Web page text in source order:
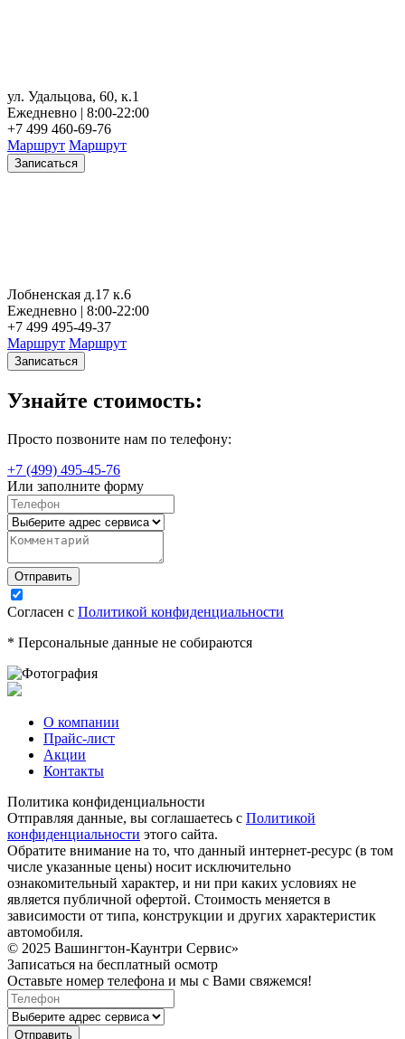
ул. Удальцова, 60, к.1
Ежедневно | 8:00-22:00
+7 499 460-69-76
Маршрут Маршрут
Записаться
Лобненская д.17 к.6
Ежедневно | 8:00-22:00
+7 499 495-49-37
Маршрут Маршрут
Записаться
Узнайте стоимость:
Просто позвоните нам по телефону:
+7 (499) 495-45-76
Или заполните форму
Согласен с Политикой конфиденциальности
* Персональные данные не собираются
О компании
Прайс-лист
Акции
Контакты
Политика конфиденциальности
Отправляя данные, вы соглашаетесь с Политикой
конфиденциальности этого сайта.
Обратите внимание на то, что данный интернет-ресурс (в том
числе указанные цены) носит исключительно
ознакомительный характер, и ни при каких условиях не
является публичной офертой. Стоимость меняется в
зависимости от типа, конструкции и других характеристик
автомобиля.
© 2025 Вашингтон-Каунтри Сервис»
Записаться на бесплатный осмотр
Оставьте номер телефона и мы с Вами свяжемся!